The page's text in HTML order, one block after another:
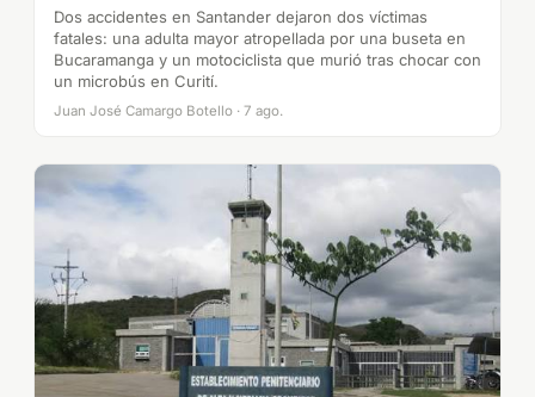
Dos accidentes en Santander dejaron dos víctimas
fatales: una adulta mayor atropellada por una buseta en
Bucaramanga y un motociclista que murió tras chocar con
un microbús en Curití.
Juan José Camargo Botello · 7 ago.